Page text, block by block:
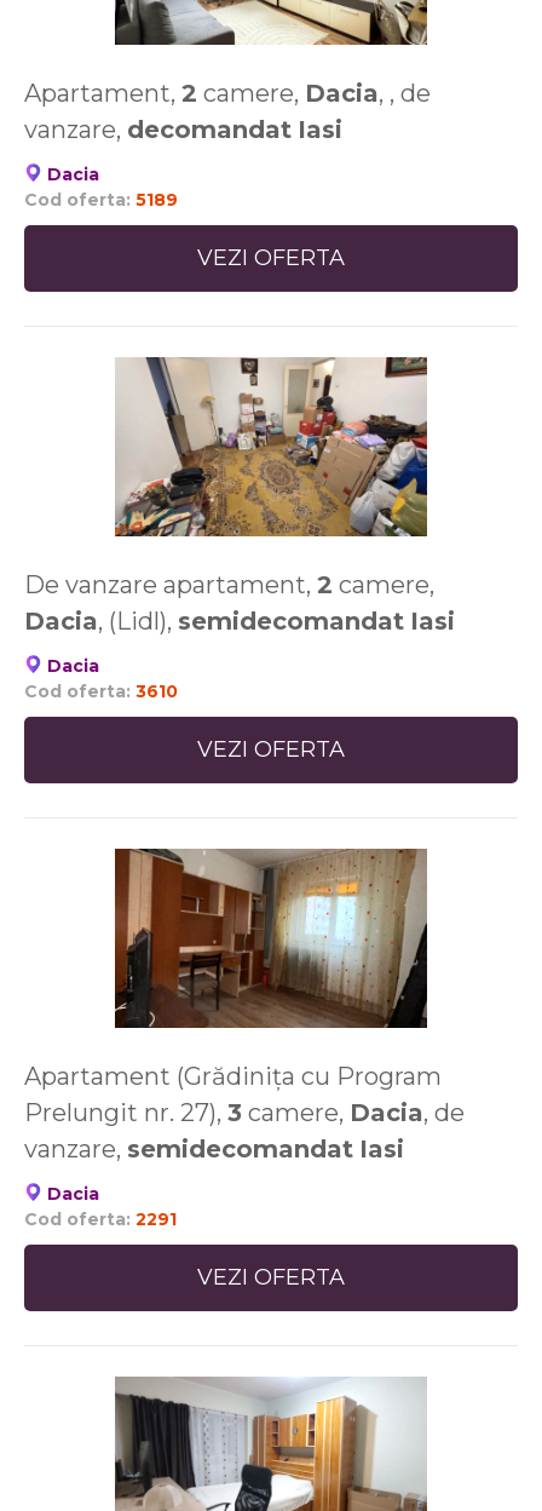
Apartament, 2 camere, Dacia, , de
vanzare, decomandat Iasi
Dacia
Cod oferta: 5189
VEZI OFERTA
De vanzare apartament, 2 camere,
Dacia, (Lidl), semidecomandat Iasi
Dacia
Cod oferta: 3610
VEZI OFERTA
Apartament (Grădinița cu Program
Prelungit nr. 27), 3 camere, Dacia, de
vanzare, semidecomandat Iasi
Dacia
Cod oferta: 2291
VEZI OFERTA